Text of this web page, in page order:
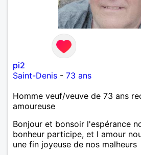
pi2
Saint-Denis - 73 ans
Homme veuf/veuve de 73 ans
amoureuse
Bonjour et bonsoir l'espérance
bonheur participe, et l amour
une fin joyeuse de nos malheurs